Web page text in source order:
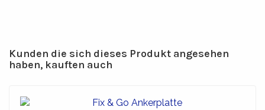
Kunden die sich dieses Produkt angesehen
haben, kauften auch